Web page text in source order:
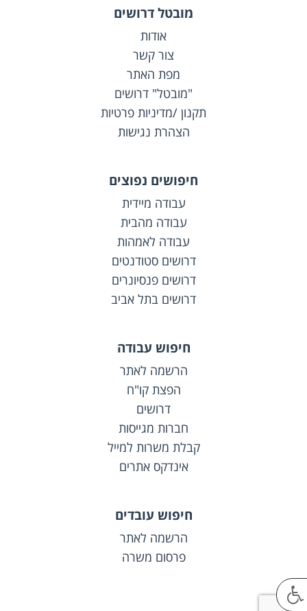
מובטל דרושים
אודות
צור קשר
מפת האתר
"מובטל" דרושים
תקנון /מדיניות פרטיות
הצהרת נגישות
חיפושים נפוצים
עבודה מיידית
עבודה מהבית
עבודה לאמהות
דרושים סטודנטים
דרושים פנסיונרים
דרושים בתל אביב
חיפוש עבודה
הרשמה לאתר
הפצת קו"ח
דרושים
חברות מגייסות
קבלת משרות למייל
אינדקס אתרים
חיפוש עובדים
הרשמה לאתר
פרסום משרה